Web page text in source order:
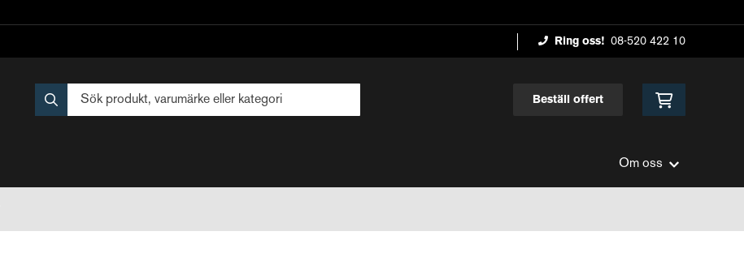
Ring oss! 08-520 422 10
Beställ offert
Om oss